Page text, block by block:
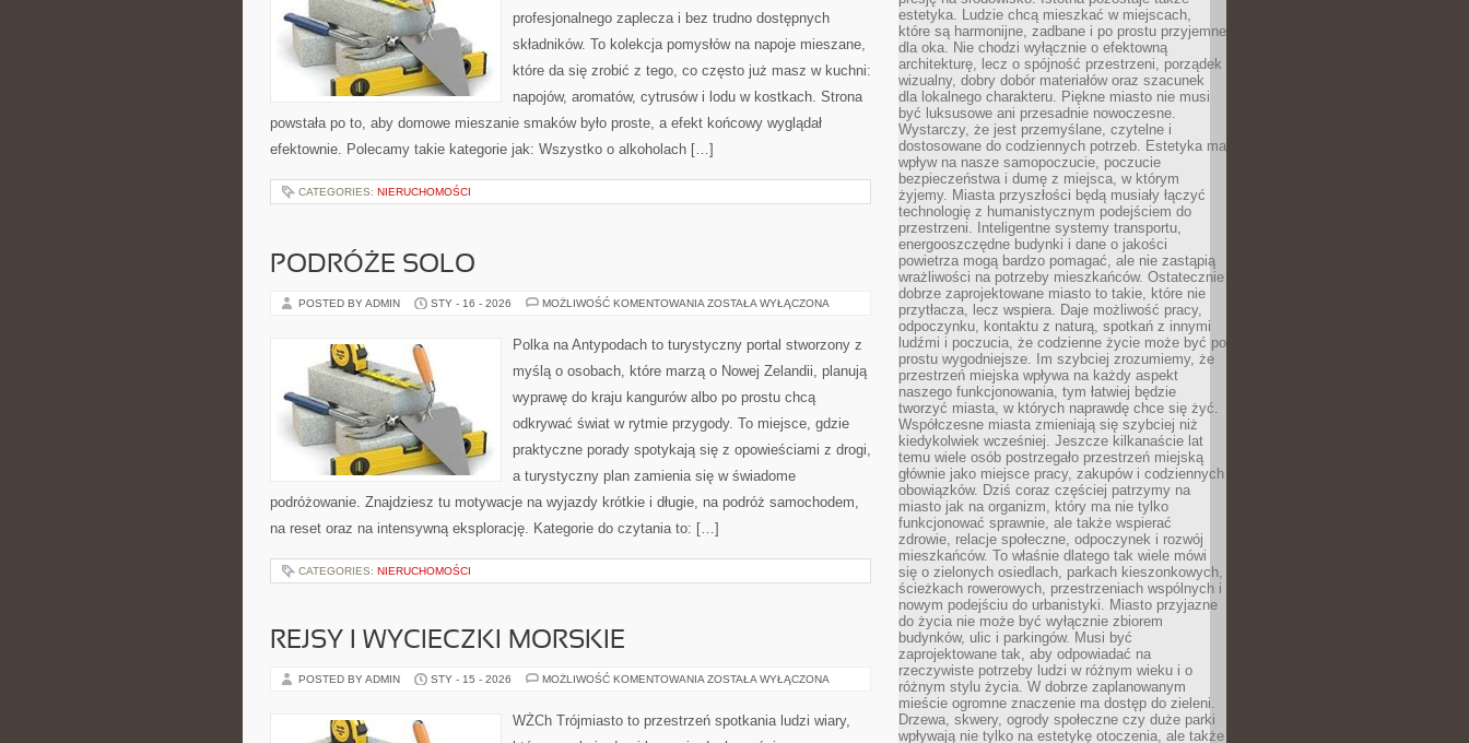
profesjonalnego zaplecza i bez trudno dostępnych
składników. To kolekcja pomysłów na napoje mieszane,
które da się zrobić z tego, co często już masz w kuchni:
napojów, aromatów, cytrusów i lodu w kostkach. Strona
powstała po to, aby domowe mieszanie smaków było proste, a efekt końcowy wyglądał
efektownie. Polecamy takie kategorie jak: Wszystko o alkoholach […]
CATEGORIES: NIERUCHOMOŚCI
PODRÓŻE SOLO
POSTED BY ADMIN STY - 16 - 2026 MOŻLIWOŚĆ KOMENTOWANIA PODRÓŻE
ZOSTAŁA WYŁĄCZONA
Polka na Antypodach to turystyczny portal stworzony z
myślą o osobach, które marzą o Nowej Zelandii, planują
wyprawę do kraju kangurów albo po prostu chcą
odkrywać świat w rytmie przygody. To miejsce, gdzie
praktyczne porady spotykają się z opowieściami z drogi,
a turystyczny plan zamienia się w świadome
podróżowanie. Znajdziesz tu motywacje na wyjazdy krótkie i długie, na podróż samochodem,
na reset oraz na intensywną eksplorację. Kategorie do czytania to: […]
CATEGORIES: NIERUCHOMOŚCI
REJSY I WYCIECZKI MORSKIE
POSTED BY ADMIN STY - 15 - 2026 MOŻLIWOŚĆ KOMENTOWANIA REJSY
MORSKIE
ZOSTAŁA WYŁĄCZONA
WŻCh Trójmiasto to przestrzeń spotkania ludzi wiary,
estetyka. Ludzie chcą mieszkać w miejscach,
które są harmonijne, zadbane i po prostu przyjemne
dla oka. Nie chodzi wyłącznie o efektowną
architekturę, lecz o spójność przestrzeni, porządek
wizualny, dobry dobór materiałów oraz szacunek
dla lokalnego charakteru. Piękne miasto nie musi
być luksusowe ani przesadnie nowoczesne.
Wystarczy, że jest przemyślane, czytelne i
dostosowane do codziennych potrzeb. Estetyka ma
wpływ na nasze samopoczucie, poczucie
bezpieczeństwa i dumę z miejsca, w którym
żyjemy. Miasta przyszłości będą musiały łączyć
technologię z humanistycznym podejściem do
przestrzeni. Inteligentne systemy transportu,
energooszczędne budynki i dane o jakości
powietrza mogą bardzo pomagać, ale nie zastąpią
wrażliwości na potrzeby mieszkańców. Ostatecznie
dobrze zaprojektowane miasto to takie, które nie
przytłacza, lecz wspiera. Daje możliwość pracy,
odpoczynku, kontaktu z naturą, spotkań z innymi
ludźmi i poczucia, że codzienne życie może być po
prostu wygodniejsze. Im szybciej zrozumiemy, że
przestrzeń miejska wpływa na każdy aspekt
naszego funkcjonowania, tym łatwiej będzie
tworzyć miasta, w których naprawdę chce się żyć.
Współczesne miasta zmieniają się szybciej niż
kiedykolwiek wcześniej. Jeszcze kilkanaście lat
temu wiele osób postrzegało przestrzeń miejską
głównie jako miejsce pracy, zakupów i codziennych
obowiązków. Dziś coraz częściej patrzymy na
miasto jak na organizm, który ma nie tylko
funkcjonować sprawnie, ale także wspierać
zdrowie, relacje społeczne, odpoczynek i rozwój
mieszkańców. To właśnie dlatego tak wiele mówi
się o zielonych osiedlach, parkach kieszonkowych,
ścieżkach rowerowych, przestrzeniach wspólnych i
nowym podejściu do urbanistyki. Miasto przyjazne
do życia nie może być wyłącznie zbiorem
budynków, ulic i parkingów. Musi być
zaprojektowane tak, aby odpowiadać na
rzeczywiste potrzeby ludzi w różnym wieku i o
różnym stylu życia. W dobrze zaplanowanym
mieście ogromne znaczenie ma dostęp do zieleni.
Drzewa, skwery, ogrody społeczne czy duże parki
wpływają nie tylko na estetykę otoczenia, ale także